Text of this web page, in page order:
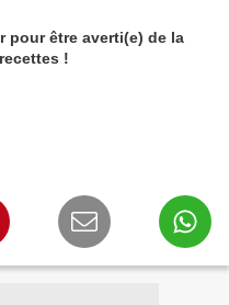
pour être averti(e) de la
!